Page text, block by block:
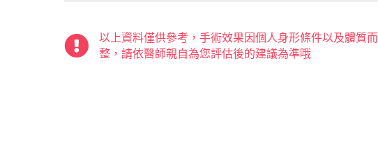
以上資料僅供參考，手術效果因個人身形條件以及體質
整，請依醫師親自為您評估後的建議為準哦